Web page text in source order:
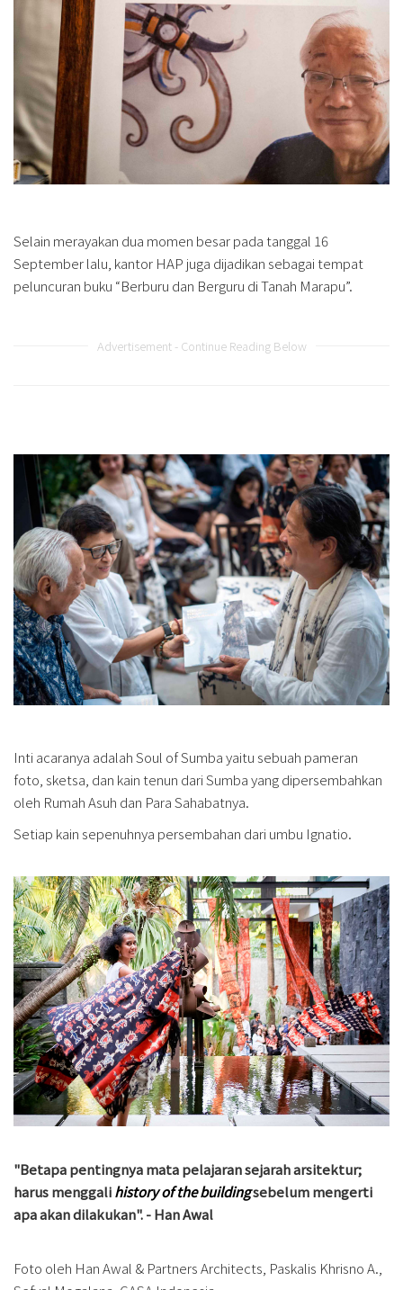
Selain merayakan dua momen besar pada tanggal 16
September lalu, kantor HAP juga dijadikan sebagai tempat
peluncuran buku “Berburu dan Berguru di Tanah Marapu”.
Advertisement - Continue Reading Below
Inti acaranya adalah Soul of Sumba yaitu sebuah pameran
foto, sketsa, dan kain tenun dari Sumba yang dipersembahkan
oleh Rumah Asuh dan Para Sahabatnya.
Setiap kain sepenuhnya persembahan dari umbu Ignatio.
"Betapa pentingnya mata pelajaran sejarah arsitektur;
harus menggalihistory of the buildingsebelum mengerti
apa akan dilakukan". - Han Awal
Foto oleh Han Awal & Partners Architects, Paskalis Khrisno A.,